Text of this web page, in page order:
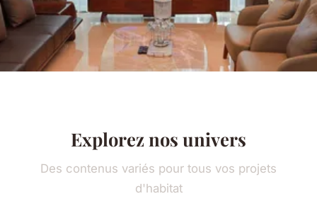
Explorez nos univers
Des contenus variés pour tous vos projets
d'habitat